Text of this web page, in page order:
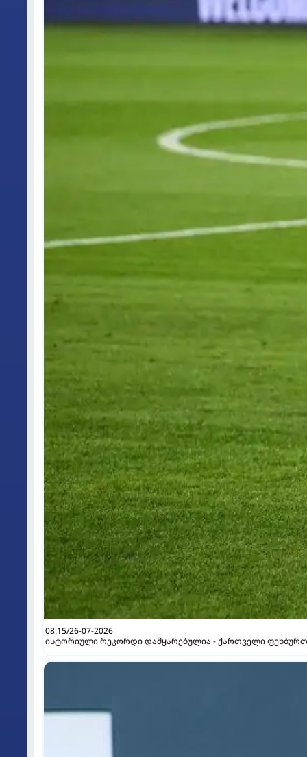
08:15/26-07-2026
ისტორიული რეკორდი დამყარებულია - ქართველი